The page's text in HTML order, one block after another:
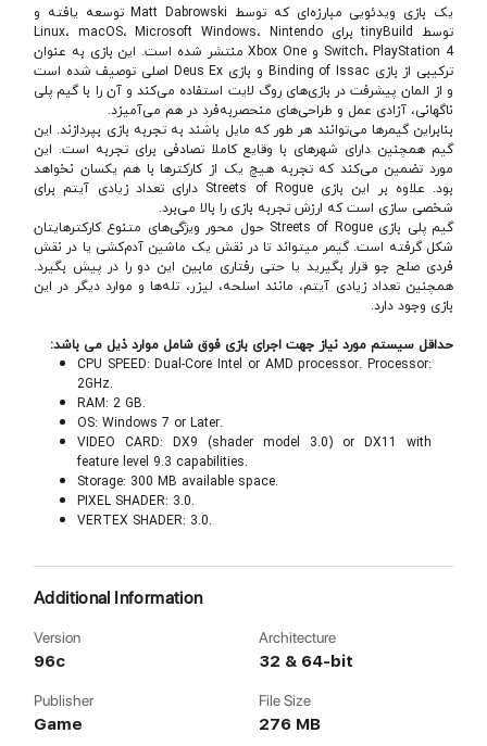
یک بازی ویدئویی مبارزه‌ای که توسط Matt Dabrowski توسعه یافته و
توسط tinyBuild برای Linux، macOS، Microsoft Windows، Nintendo
Switch، PlayStation 4 و Xbox One منتشر شده است. این بازی به عنوان
ترکیبی از بازی Binding of Issac و بازی Deus Ex اصلی توصیف شده است
و از المان پیشرفت در بازی‌های روگ ‌لایت استفاده می‌کند و آن را با گیم ‌پلی
ناگهانی، آزادی عمل و طراحی‌های منحصربه‌فرد در هم می‌آمیزد.
بنابراین گیمرها می‌توانند هر طور که مایل باشند به تجربه بازی بپردازند. این
گیم همچنین دارای شهرهای با وقایع کاملا تصادفی برای تجربه است. این
مورد تضمین می‌کند که تجربه هیچ یک از کارکترها با هم یکسان نخواهد
بود. علاوه بر این بازی Streets of Rogue دارای تعداد زیادی آیتم برای
شخصی ‌سازی است که ارزش تجربه بازی را بالا می‌برد.
گیم ‌پلی بازی Streets of Rogue حول محور ویژگی‌‌های متنوع کارکترهایتان
شکل گرفته است. گیمر میتواند تا در نقش یک ماشین آدم‌کشی یا در نقش
فردی صلح‌ جو قرار بگیرید یا حتی رفتاری مابین این دو را در پیش بگیرد.
همچنین تعداد زیادی آیتم، مانند اسلحه، لیزر، تله‌ها و موارد دیگر در این
بازی وجود دارد.
حداقل سیستم مورد نیاز جهت اجرای بازی فوق شامل موارد ذیل می باشد:
CPU SPEED: Dual-Core Intel or AMD processor. Processor:
2GHz.
RAM: 2 GB.
OS: Windows 7 or Later.
VIDEO CARD: DX9 (shader model 3.0) or DX11 with
feature level 9.3 capabilities.
Storage: 300 MB available space.
PIXEL SHADER: 3.0.
VERTEX SHADER: 3.0.
Additional Information
Version
96c
Architecture
32 & 64-bit
Publisher
Game
File Size
276 MB